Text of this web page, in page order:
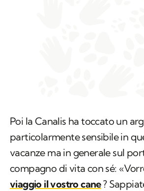
Poi la Canalis ha toccato un
particolarmente sensibile in
vacanze ma in generale sul
compagno di vita con sé:
viaggio il vostro cane?